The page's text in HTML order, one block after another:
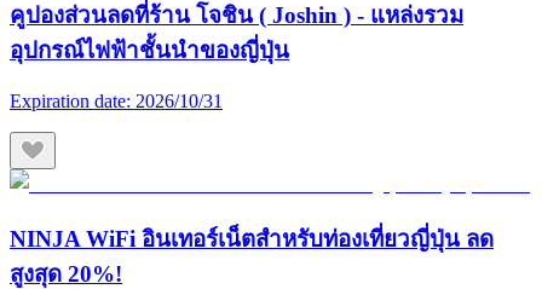
คูปองส่วนลดที่ร้าน โจชิน ( Joshin ) - แหล่งรวม
อุปกรณ์ไฟฟ้าชั้นนำของญี่ปุ่น
Expiration date: 2026/10/31
NINJA WiFi อินเทอร์เน็ตสำหรับท่องเที่ยวญี่ปุ่น ลด
สูงสุด 20%!